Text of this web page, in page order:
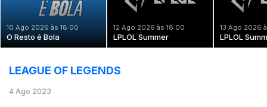
10 Ago 2026 às 18:00
O Resto é Bola
12 Ago 2026 às 18:00
LPLOL Summer
13 Ago 2026
LPLOL
LEAGUE OF LEGENDS
4 Ago 2023